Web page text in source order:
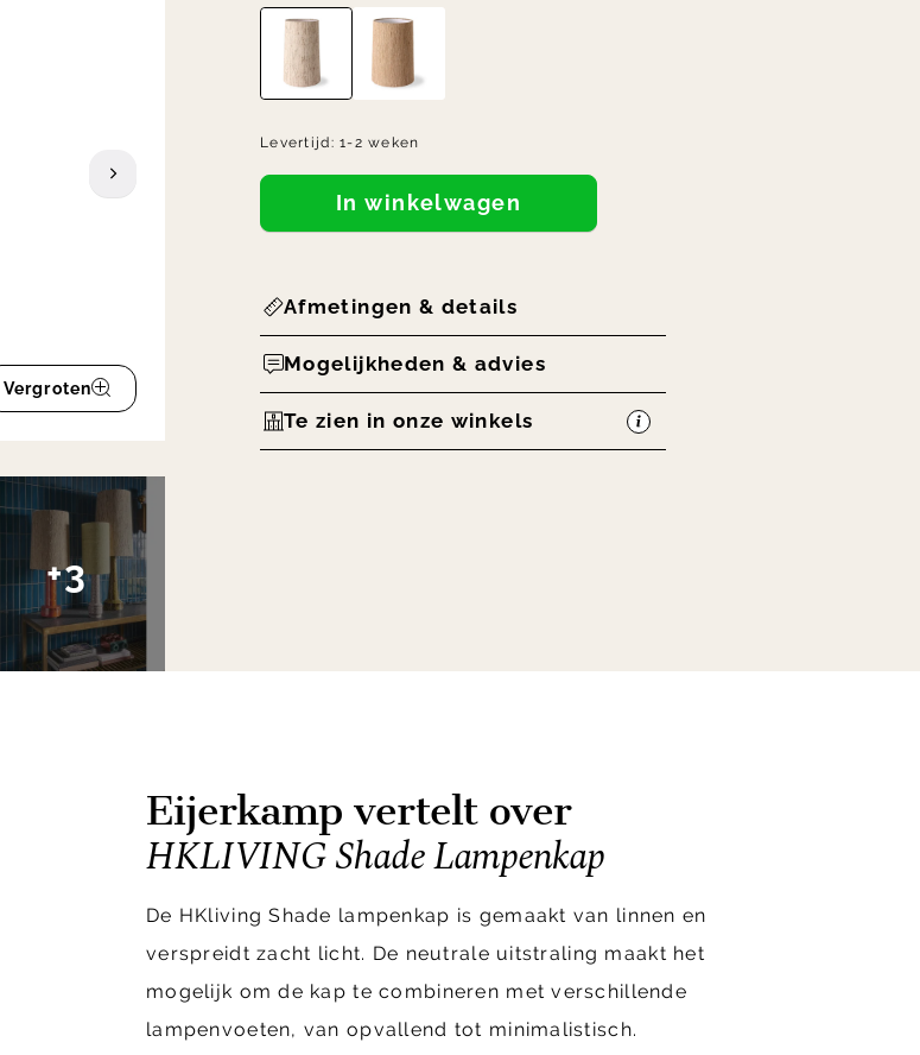
Vergroten
+3
Levertijd:1-2 weken
In winkelwagen
Afmetingen & details
Mogelijkheden & advies
Te zien in onze winkels
Eijerkamp vertelt over
HKLIVING Shade Lampenkap
De HKliving Shade lampenkap is gemaakt van linnen en
verspreidt zacht licht. De neutrale uitstraling maakt het
mogelijk om de kap te combineren met verschillende
lampenvoeten, van opvallend tot minimalistisch.